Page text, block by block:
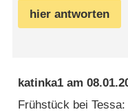
hier antworten
katinka1 am
Frühstück bei Tessa: